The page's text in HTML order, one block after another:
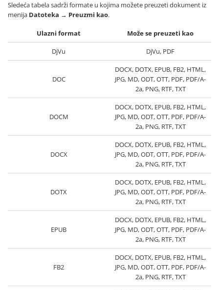
Sledeća tabela sadrži formate u kojima možete preuzeti dokument iz
menija Datoteka → Preuzmi kao.
Ulazni format Može se preuzeti kao
DjVu DjVu, PDF
DOC
DOCX, DOTX, EPUB, FB2, HTML,
JPG, MD, ODT, OTT, PDF, PDF/A-
2a, PNG, RTF, TXT
DOCM
DOCX, DOTX, EPUB, FB2, HTML,
JPG, MD, ODT, OTT, PDF, PDF/A-
2a, PNG, RTF, TXT
DOCX
DOCX, DOTX, EPUB, FB2, HTML,
JPG, MD, ODT, OTT, PDF, PDF/A-
2a, PNG, RTF, TXT
DOTX
DOCX, DOTX, EPUB, FB2, HTML,
JPG, MD, ODT, OTT, PDF, PDF/A-
2a, PNG, RTF, TXT
EPUB
DOCX, DOTX, EPUB, FB2, HTML,
JPG, MD, ODT, OTT, PDF, PDF/A-
2a, PNG, RTF, TXT
FB2
DOCX, DOTX, EPUB, FB2, HTML,
JPG, MD, ODT, OTT, PDF, PDF/A-
2a, PNG, RTF, TXT